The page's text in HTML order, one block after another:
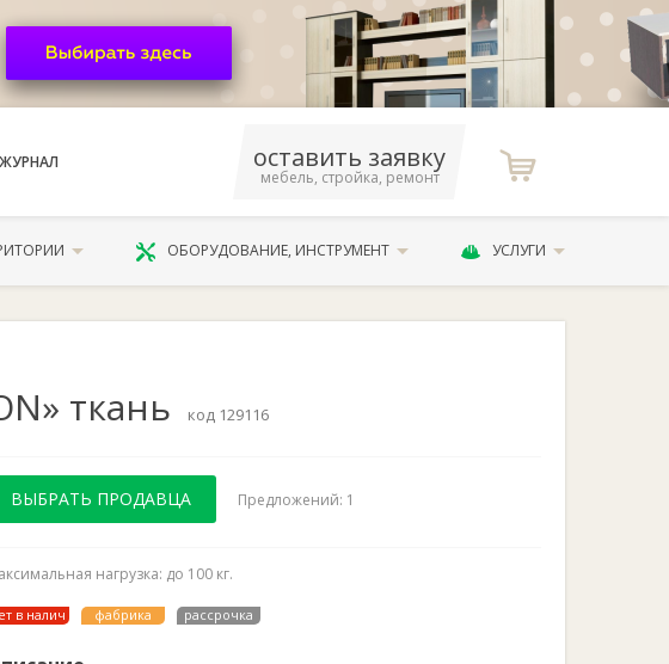
ЖУРНАЛ оставить заявку
мебель, стройка, ремонт
ОБОРУДОВАНИЕ, ИНСТРУМЕНТ УСЛУГИ
ткань код 129116
ВЫБРАТЬ ПРОДАВЦА Предложений: 1
нагрузка: до 100 кг.
в налич фабрика рассрочка